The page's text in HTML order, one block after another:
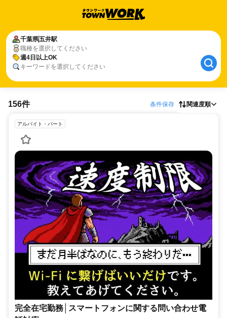
千葉県五井駅
職種を選択してください
週4日以上OK
キーワードを選択してください
156件 条件保存 関連度順
アルバイト・パート
完全在宅勤務│スマートフォンに関する問い合わせ電